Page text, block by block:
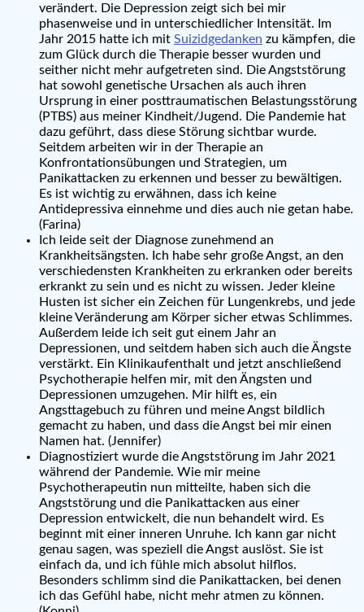
verändert. Die Depression zeigt sich bei mir
phasenweise und in unterschiedlicher Intensität. Im
Jahr 2015 hatte ich mit Suizidgedanken zu kämpfen, die
zum Glück durch die Therapie besser wurden und
seither nicht mehr aufgetreten sind. Die Angststörung
hat sowohl genetische Ursachen als auch ihren
Ursprung in einer posttraumatischen Belastungsstörung
(PTBS) aus meiner Kindheit/Jugend. Die Pandemie hat
dazu geführt, dass diese Störung sichtbar wurde.
Seitdem arbeiten wir in der Therapie an
Konfrontationsübungen und Strategien, um
Panikattacken zu erkennen und besser zu bewältigen.
Es ist wichtig zu erwähnen, dass ich keine
Antidepressiva einnehme und dies auch nie getan habe.
(Farina)
Ich leide seit der Diagnose zunehmend an
Krankheitsängsten. Ich habe sehr große Angst, an den
verschiedensten Krankheiten zu erkranken oder bereits
erkrankt zu sein und es nicht zu wissen. Jeder kleine
Husten ist sicher ein Zeichen für Lungenkrebs, und jede
kleine Veränderung am Körper sicher etwas Schlimmes.
Außerdem leide ich seit gut einem Jahr an
Depressionen, und seitdem haben sich auch die Ängste
verstärkt. Ein Klinikaufenthalt und jetzt anschließend
Psychotherapie helfen mir, mit den Ängsten und
Depressionen umzugehen. Mir hilft es, ein
Angsttagebuch zu führen und meine Angst bildlich
gemacht zu haben, und dass die Angst bei mir einen
Namen hat. (Jennifer)
Diagnostiziert wurde die Angststörung im Jahr 2021
während der Pandemie. Wie mir meine
Psychotherapeutin nun mitteilte, haben sich die
Angststörung und die Panikattacken aus einer
Depression entwickelt, die nun behandelt wird. Es
beginnt mit einer inneren Unruhe. Ich kann gar nicht
genau sagen, was speziell die Angst auslöst. Sie ist
einfach da, und ich fühle mich absolut hilflos.
Besonders schlimm sind die Panikattacken, bei denen
ich das Gefühl habe, nicht mehr atmen zu können.